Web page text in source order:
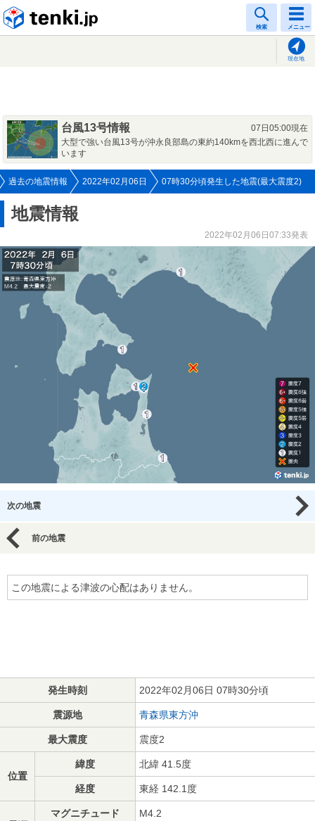
検索 メニュー
現在地
台風13号情報
07日05:00現在
大型で強い台風13号が沖永良部島の東約140kmを西北西に進んで
います
過去の地震情報 2022年02月06日 07時30分頃発生した地震(最大震度2)
地震情報
2022年02月06日07:33発表
次の地震
前の地震
この地震による津波の心配はありません。
発生時刻 2022年02月06日 07時30分頃
震源地 青森県東方沖
最大震度 震度2
位置
緯度 北緯 41.5度
経度 東経 142.1度
マグニチュード M4.2